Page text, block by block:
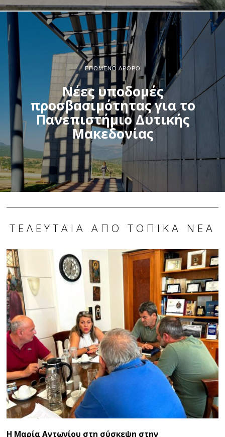
ΕΠΌΜΕΝΟ ΆΡΘΡΟ
Νέες υποδομές
προσβασιμότητας για το
Πανεπιστήμιο Δυτικής
Μακεδονίας
ΤΕΛΕΥΤΑΊΑ ΑΠΌ ΤΟΠΙΚΆ ΝΈΑ
Η Μαρία Αντωνίου στη σύσκεψη στην